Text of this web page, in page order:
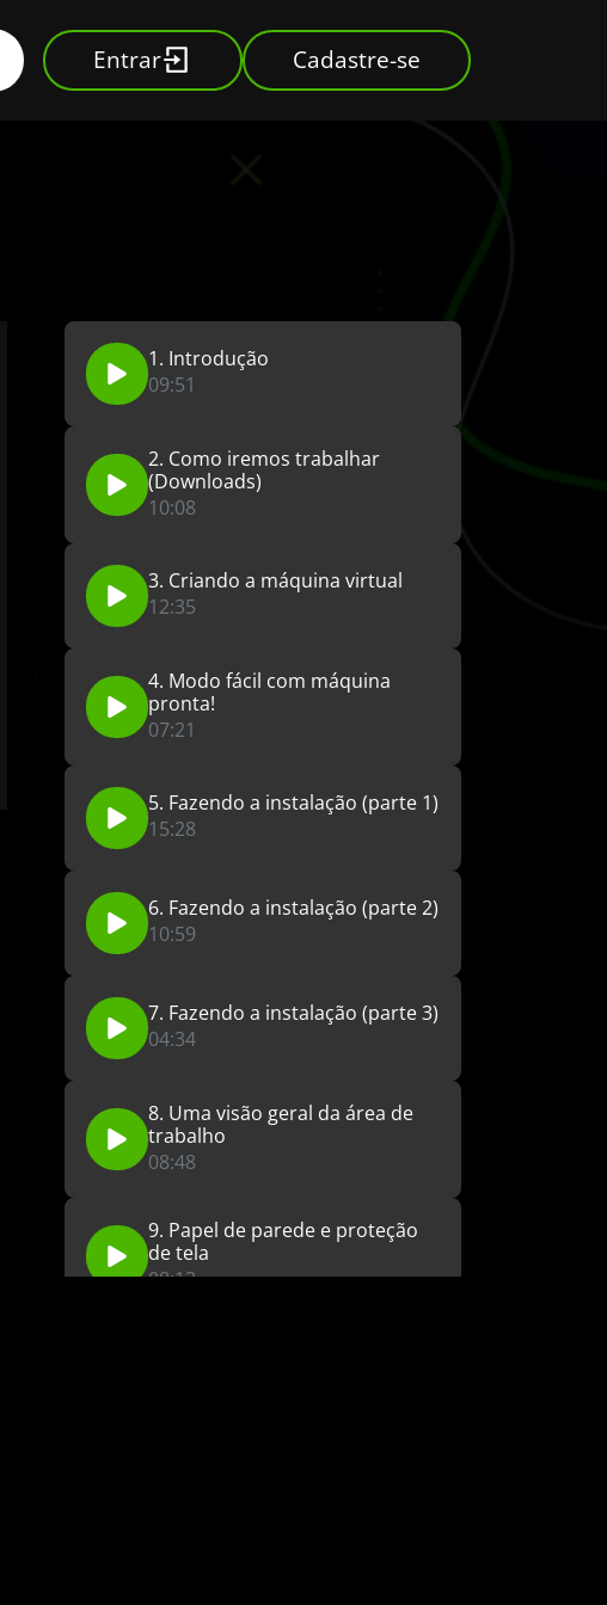
Entrar Cadastre-se
1. Introdução
09:51
2. Como iremos trabalhar
(Downloads)
10:08
3. Criando a máquina virtual
12:35
4. Modo fácil com máquina
pronta!
07:21
5. Fazendo a instalação (parte 1)
15:28
6. Fazendo a instalação (parte 2)
10:59
7. Fazendo a instalação (parte 3)
04:34
8. Uma visão geral da área de
trabalho
08:48
9. Papel de parede e proteção
de tela
08:13